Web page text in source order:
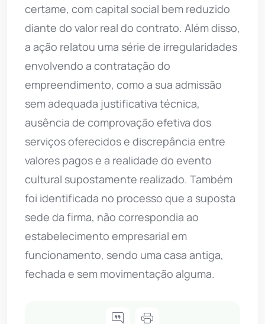
certame, com capital social bem reduzido
diante do valor real do contrato. Além disso,
a ação relatou uma série de irregularidades
envolvendo a contratação do
empreendimento, como a sua admissão
sem adequada justificativa técnica,
ausência de comprovação efetiva dos
serviços oferecidos e discrepância entre
valores pagos e a realidade do evento
cultural supostamente realizado. Também
foi identificada no processo que a suposta
sede da firma, não correspondia ao
estabelecimento empresarial em
funcionamento, sendo uma casa antiga,
fechada e sem movimentação alguma.